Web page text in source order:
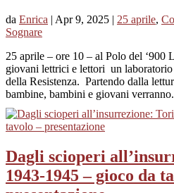
da Enrica | Apr 9, 2025 | 25 aprile,
Sognare
25 aprile – ore 10 – al Polo del ‘900
giovani lettrici e lettori un
della Resistenza. Partendo dalla
bambine, bambini e giovani
Dagli scioperi
1943-1945 – gioco da